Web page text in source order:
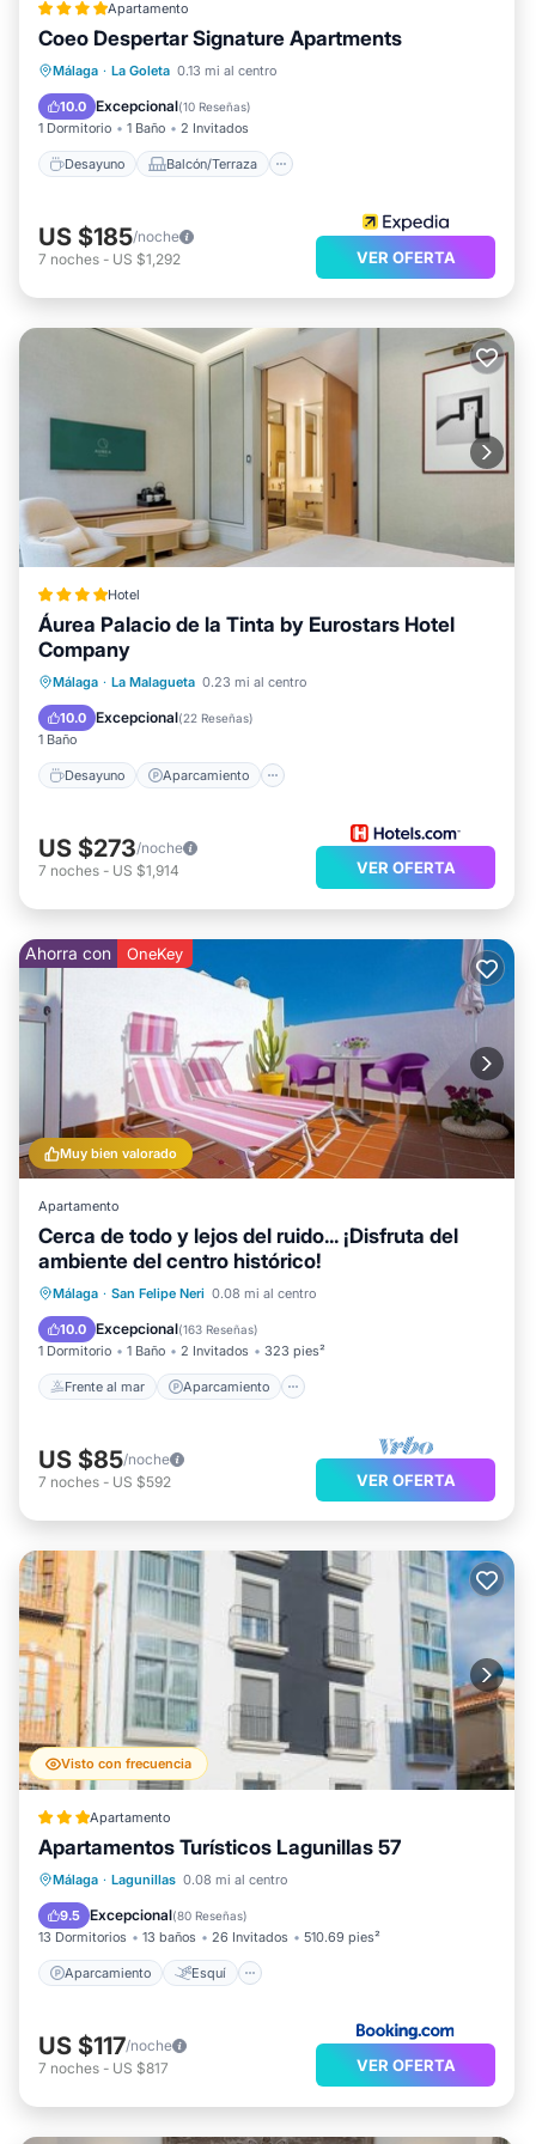
que describe esto Hotel, por favor déjanos saber.
Número de licencia : H/MA/02393
Apartamento
Coeo Despertar Signature Apartments
Málaga · La Goleta 0.13 mi al centro
10.0 Excepcional(10 Reseñas)
1 Dormitorio 1 Baño 2 Invitados
Desayuno Balcón/Terraza
Desayuno Balcón/Terraza
Aire acondicionado
US $185/noche
7 noches - US $1,292 VER OFERTA
Hotel
Áurea Palacio de la Tinta by Eurostars Hotel
Company
Málaga · La Malagueta 0.23 mi al centro
10.0 Excepcional(22 Reseñas)
1 Baño
Desayuno Aparcamiento
Desayuno Aparcamiento
Spa
US $273/noche
7 noches - US $1,914 VER OFERTA
Muy bien valorado
Ahorra con OneKey
Apartamento
Cerca de todo y lejos del ruido... ¡Disfruta del
ambiente del centro histórico!
Málaga · San Felipe Neri 0.08 mi al centro
10.0 Excepcional(163 Reseñas)
1 Dormitorio 1 Baño 2 Invitados 323 pies²
Frente al mar Aparcamiento
Frente al mar
Aparcamiento
Vista al mar
Balcón/Terraza
US $85/noche
7 noches - US $592 VER OFERTA
Visto con frecuencia
Apartamento
Apartamentos Turísticos Lagunillas 57
Málaga · Lagunillas 0.08 mi al centro
9.5 Excepcional(80 Reseñas)
13 Dormitorios 13 baños 26 Invitados 510.69 pies²
Aparcamiento Esquí
Aparcamiento
Esquí
Aire acondicionado
US $117/noche
7 noches - US $817 VER OFERTA